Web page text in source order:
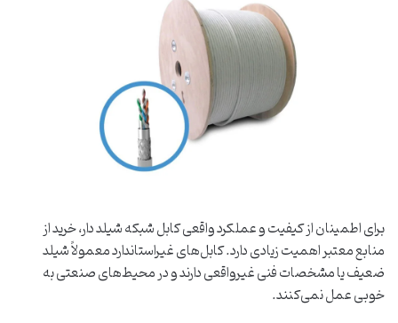
برای اطمینان از کیفیت و عملکرد واقعی کابل شبکه شیلد دار، خرید از
منابع معتبر اهمیت زیادی دارد. کابل‌های غیراستاندارد معمولاً شیلد
ضعیف یا مشخصات فنی غیرواقعی دارند و در محیط‌های صنعتی به‌
خوبی عمل نمی‌کنند.